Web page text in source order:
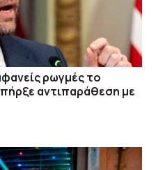
ρωγμές το
αντιπαράθεση με